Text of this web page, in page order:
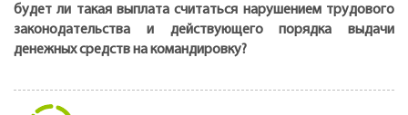
будет ли такая выплата считаться нарушением трудового
законодательства и действующего порядка выдачи
денежных средств на командировку?